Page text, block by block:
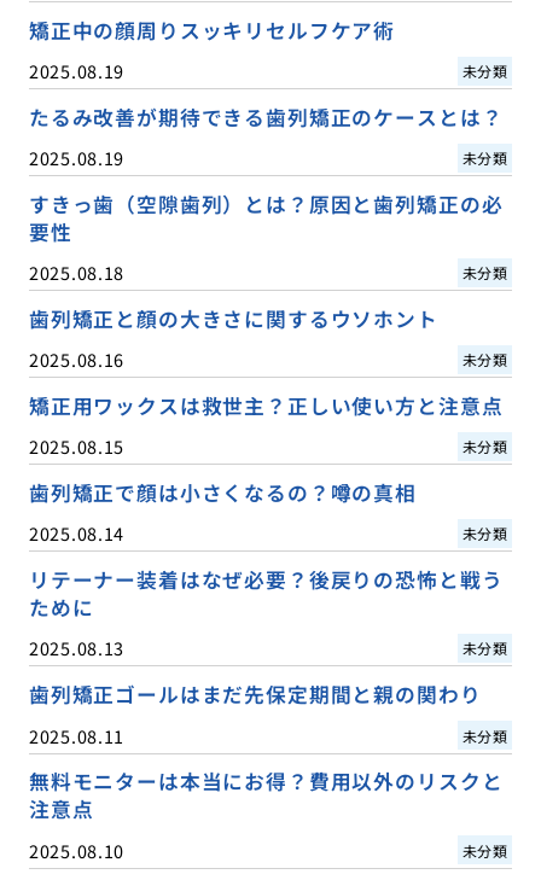
矯正中の顔周りスッキリセルフケア術
2025.08.19 未分類
たるみ改善が期待できる歯列矯正のケースとは？
2025.08.19 未分類
すきっ歯（空隙歯列）とは？原因と歯列矯正の必
要性
2025.08.18 未分類
歯列矯正と顔の大きさに関するウソホント
2025.08.16 未分類
矯正用ワックスは救世主？正しい使い方と注意点
2025.08.15 未分類
歯列矯正で顔は小さくなるの？噂の真相
2025.08.14 未分類
リテーナー装着はなぜ必要？後戻りの恐怖と戦う
ために
2025.08.13 未分類
歯列矯正ゴールはまだ先保定期間と親の関わり
2025.08.11 未分類
無料モニターは本当にお得？費用以外のリスクと
注意点
2025.08.10 未分類